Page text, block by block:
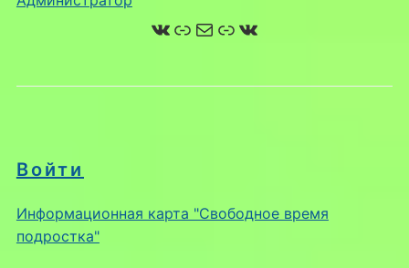
Войти
Информационная карта "Свободное время
подростка"
ВКонтакте
Ссылка
Почта
Ссылка
ВКонтакте